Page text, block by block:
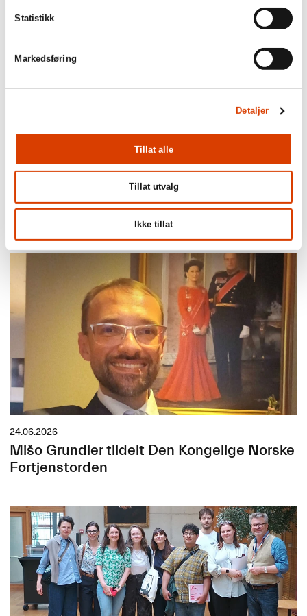
Statistikk
Markedsføring
Detaljer
Tillat alle
Tillat utvalg
Ikke tillat
Lucy Moffatt - Månedens oversetter
24.06.2026
Mišo Grundler tildelt Den Kongelige Norske
Fortjenstorden